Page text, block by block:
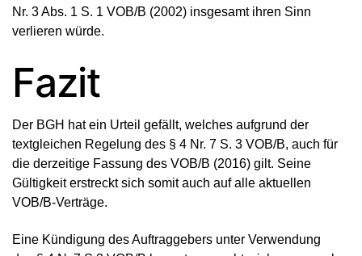
Nr. 3 Abs. 1 S. 1 VOB/B (2002) insgesamt ihren Sinn
verlieren würde.
Fazit
Der BGH hat ein Urteil gefällt, welches aufgrund der
textgleichen Regelung des § 4 Nr. 7 S. 3 VOB/B, auch für
die derzeitige Fassung des VOB/B (2016) gilt. Seine
Gültigkeit erstreckt sich somit auch auf alle aktuellen
VOB/B-Verträge.
Eine Kündigung des Auftraggebers unter Verwendung